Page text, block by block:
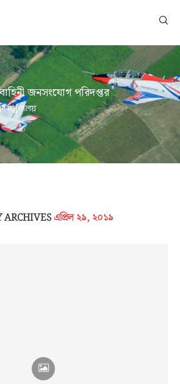
জনসংযোগ পরিদপ্তর
মন্ত্রণালয়
ARCHIVESএপ্রিল ২৯, ২০১৯